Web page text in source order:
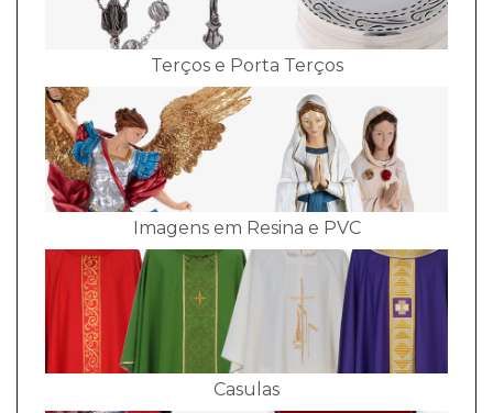
Terços e Porta Terços
Imagens em Resina e PVC
Casulas